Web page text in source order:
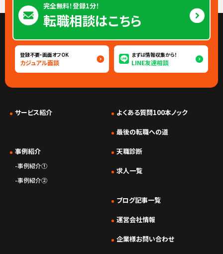
完全無料！登録1分！
転職相談はこちら
登録不要・画面オフOK
カジュアル面談
まずは情報収集から！
LINE友達相談
サービス紹介
事例紹介
事例紹介①
事例紹介②
よくある質問100本ノック
最後の転職への道
天職診断
求人一覧
ブログ記事一覧
運営会社情報
企業様お問い合わせ